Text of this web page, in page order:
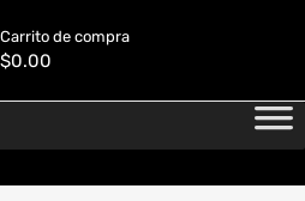
Carrito de compra
$0.00